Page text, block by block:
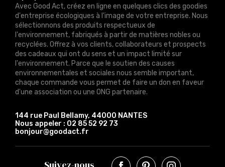
Avec Good Act, créez en ligne en quelques clics des goodies
d'entreprise écologiques à l'image de votre entreprise. Nous
sélectionnons des produits respectueux de
l'environnement, fabriqués à partir de matières nobles ou
recyclées. Offrez à vos clients, collaborateurs et prospects
des cadeaux qui ont du sens et un impact limité sur
l'environnement. Parce que le soutien des causes
environnementales et sociales nous semble important,
chaque commande vous permet de faire un don en faveur
d'une association ou une ONG partenaire.
144 rue Paul Bellamy, 44000 NANTES
Nous appeler : 02 85 52 92 73
bonjour@goodact.fr